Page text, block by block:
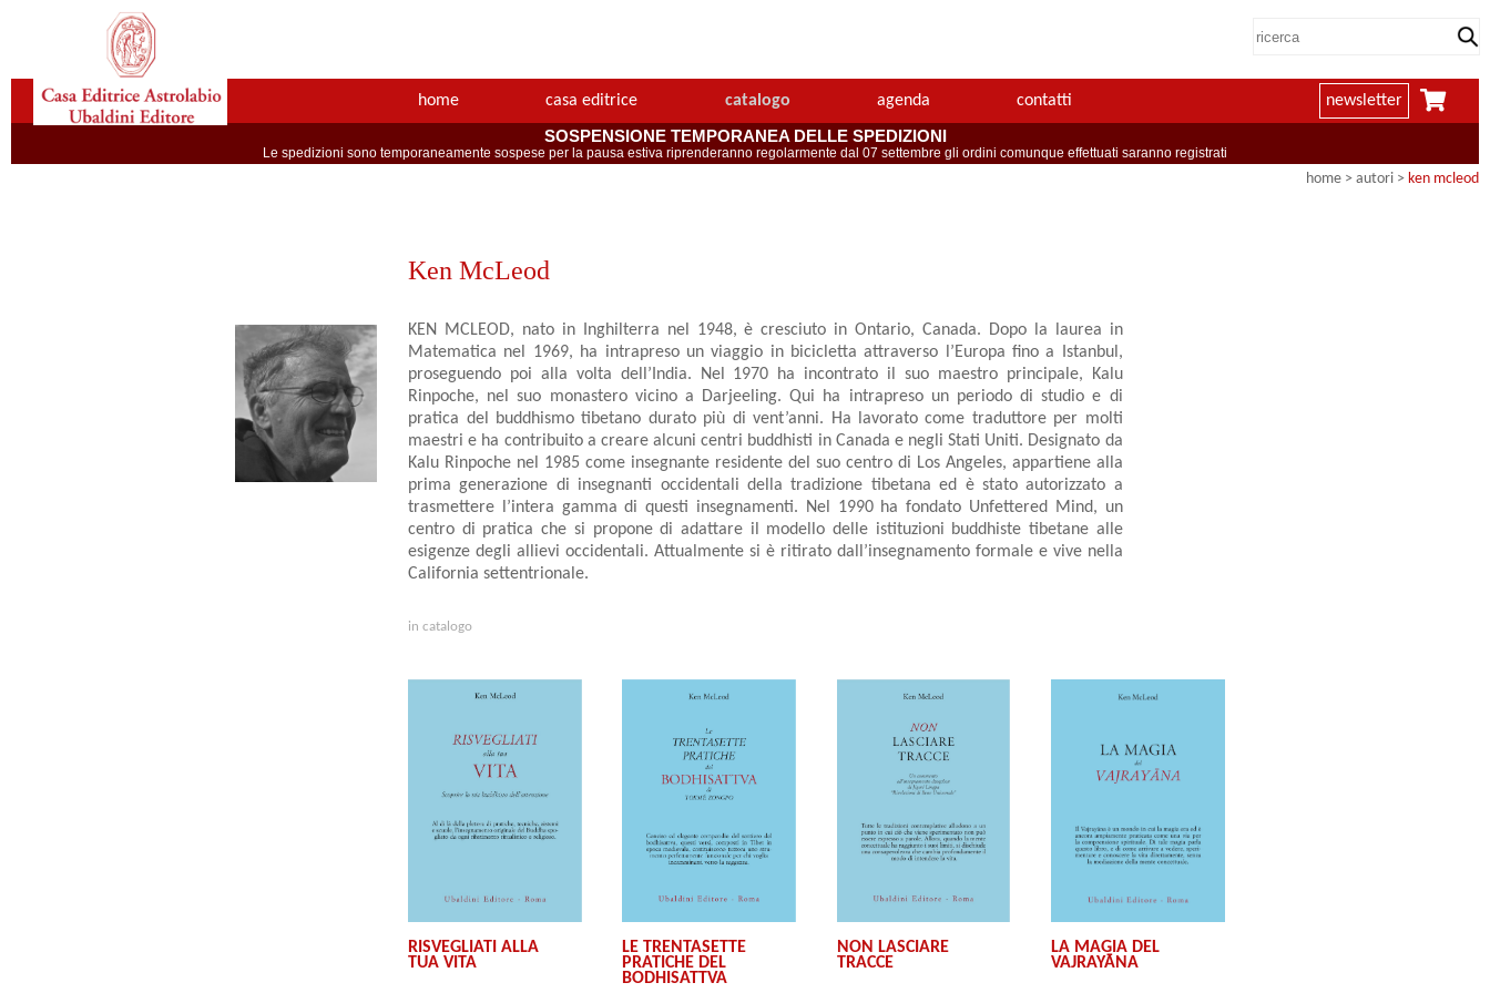
home casa editrice catalogo agenda contatti newsletter
SOSPENSIONE TEMPORANEA DELLE SPEDIZIONI
Le spedizioni sono temporaneamente sospese per la pausa estiva riprenderanno regolarmente dal 07 settembre gli ordini comunque effettuati saranno registrati
home > autori > ken mcleod
Ken McLeod
KEN MCLEOD, nato in Inghilterra nel 1948, è cresciuto in Ontario, Canada. Dopo la laurea in
Matematica nel 1969, ha intrapreso un viaggio in bicicletta attraverso l’Europa fino a Istanbul,
proseguendo poi alla volta dell’India. Nel 1970 ha incontrato il suo maestro principale, Kalu
Rinpoche, nel suo monastero vicino a Darjeeling. Qui ha intrapreso un periodo di studio e di
pratica del buddhismo tibetano durato più di vent’anni. Ha lavorato come traduttore per molti
maestri e ha contribuito a creare alcuni centri buddhisti in Canada e negli Stati Uniti. Designato da
Kalu Rinpoche nel 1985 come insegnante residente del suo centro di Los Angeles, appartiene alla
prima generazione di insegnanti occidentali della tradizione tibetana ed è stato autorizzato a
trasmettere l’intera gamma di questi insegnamenti. Nel 1990 ha fondato Unfettered Mind, un
centro di pratica che si propone di adattare il modello delle istituzioni buddhiste tibetane alle
esigenze degli allievi occidentali. Attualmente si è ritirato dall’insegnamento formale e vive nella
California settentrionale.
in catalogo
RISVEGLIATI ALLA
TUA VITA
LE TRENTASETTE
PRATICHE DEL
BODHISATTVA
NON LASCIARE
TRACCE
LA MAGIA DEL
VAJRAYĀNA